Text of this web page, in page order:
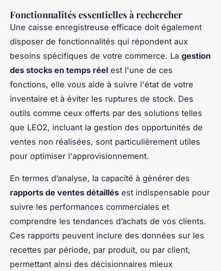
Fonctionnalités essentielles à rechercher
Une caisse enregistreuse efficace doit également
disposer de fonctionnalités qui répondent aux
besoins spécifiques de votre commerce. La gestion
des stocks en temps réel est l'une de ces
fonctions, elle vous aide à suivre l'état de votre
inventaire et à éviter les ruptures de stock. Des
outils comme ceux offerts par des solutions telles
que LEO2, incluant la gestion des opportunités de
ventes non réalisées, sont particulièrement utiles
pour optimiser l'approvisionnement.
En termes d’analyse, la capacité à générer des
rapports de ventes détaillés est indispensable pour
suivre les performances commerciales et
comprendre les tendances d’achats de vos clients.
Ces rapports peuvent inclure des données sur les
recettes par période, par produit, ou par client,
permettant ainsi des décisionnaires mieux